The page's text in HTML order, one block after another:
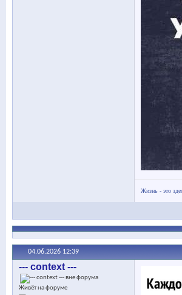
Жизнь - это
04.06.2026 12:39
--- context ---
Живёт на форуме